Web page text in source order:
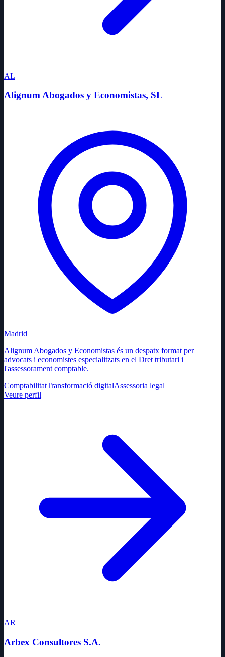
AL
Alignum Abogados y Economistas, SL
Madrid
Alignum Abogados y Economistas és un despatx format per
advocats i economistes especialitzats en el Dret tributari i
l'assessorament comptable.
ComptabilitatTransformació digitalAssessoria legal
Veure perfil
AR
Arbex Consultores S.A.